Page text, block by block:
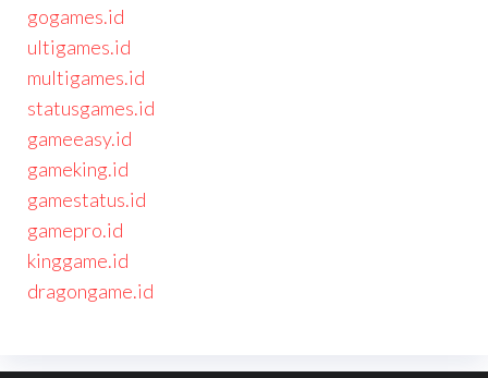
gogames.id
ultigames.id
multigames.id
statusgames.id
gameeasy.id
gameking.id
gamestatus.id
gamepro.id
kinggame.id
dragongame.id